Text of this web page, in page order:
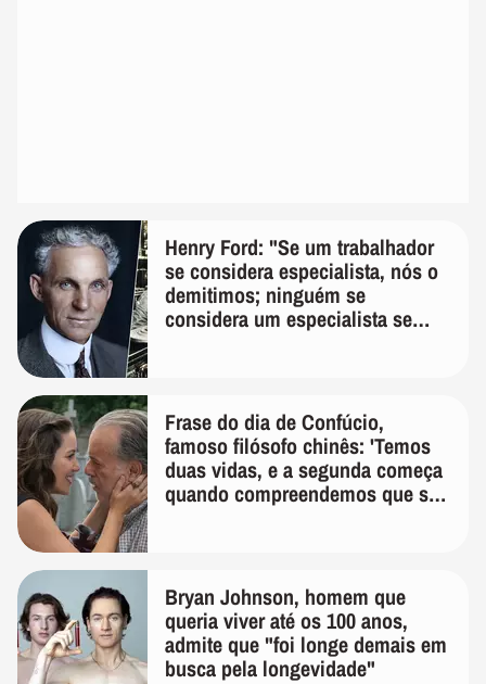
Henry Ford: "Se um trabalhador
se considera especialista, nós o
demitimos; ninguém se
considera um especialista se
Frase do dia de Confúcio,
famoso filósofo chinês: 'Temos
duas vidas, e a segunda começa
quando compreendemos que só
Bryan Johnson, homem que
queria viver até os 100 anos,
admite que "foi longe demais em
busca pela longevidade"